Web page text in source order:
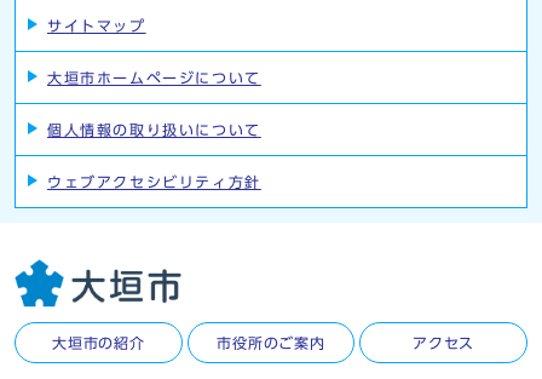
サイトマップ
大垣市ホームページについて
個人情報の取り扱いについて
ウェブアクセシビリティ方針
大垣市の紹介 市役所のご案内 アクセス